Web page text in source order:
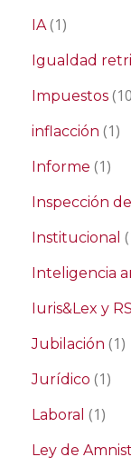
IA(1)
Igualdad
Impuestos
inflacción (1)
Informe (1)
Inspección
Institucional
Inteligencia
Iuris&Lex y
Jubilación (1)
Jurídico (1)
Laboral (1)
Ley de